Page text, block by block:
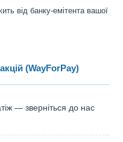
від банку-емітента вашої
(WayForPay)
— зверніться до нас